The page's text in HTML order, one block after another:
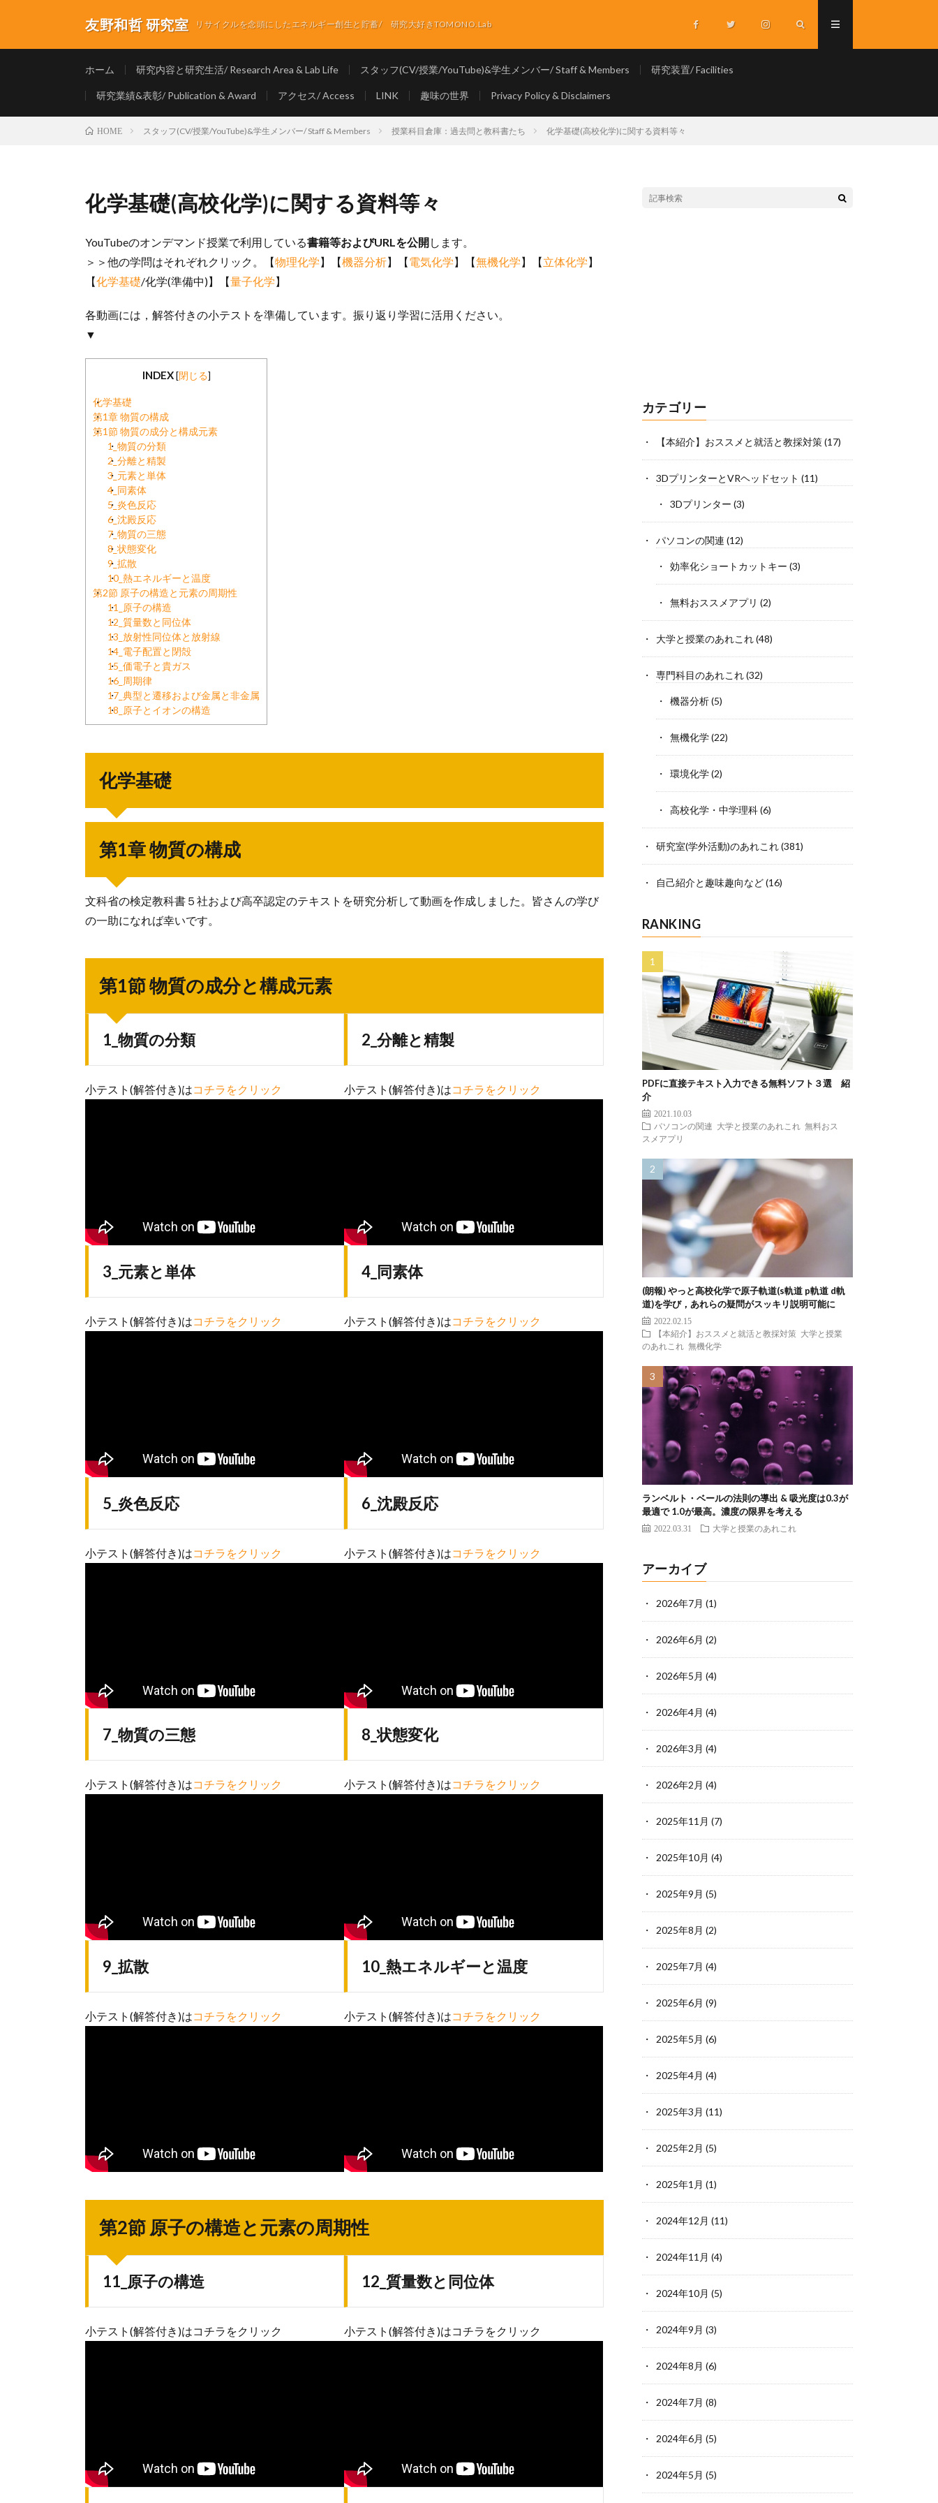
友野和哲 研究室 リサイクルを念頭にしたエネルギー創生と貯蓄/ 研究大好きTOMONO.Lab
ホーム 研究内容と研究生活/ Research Area & Lab Life スタッフ(CV/授業/YouTube)&学生メンバー/ Staff & Members 研究装置/ Facilities
研究業績&表彰/ Publication & Award アクセス/ Access LINK 趣味の世界 Privacy Policy & Disclaimers
HOME スタッフ(CV/授業/YouTube)&学生メンバー/ Staff & Members 授業科目倉庫：過去問と教科書たち 化学基礎(高校化学)に関する資料等々
化学基礎(高校化学)に関する資料等々
YouTubeのオンデマンド授業で利用している書籍等およびURLを公開します。
＞＞他の学問はそれぞれクリック。【物理化学】【機器分析】【電気化学】【無機化学】【立体化学】
【化学基礎/化学(準備中)】【量子化学】
各動画には，解答付きの小テストを準備しています。振り返り学習に活用ください。
▼
INDEX [閉じる]
化学基礎
第1章 物質の構成
第1節 物質の成分と構成元素
1_物質の分類
2_分離と精製
3_元素と単体
4_同素体
5_炎色反応
6_沈殿反応
7_物質の三態
8_状態変化
9_拡散
10_熱エネルギーと温度
第2節 原子の構造と元素の周期性
11_原子の構造
12_質量数と同位体
13_放射性同位体と放射線
14_電子配置と閉殻
15_価電子と貴ガス
16_周期律
17_典型と遷移および金属と非金属
18_原子とイオンの構造
化学基礎
第1章 物質の構成
文科省の検定教科書５社および高卒認定のテキストを研究分析して動画を作成しました。皆さんの学び
の一助になれば幸いです。
第1節 物質の成分と構成元素
1_物質の分類
小テスト(解答付き)はコチラをクリック
2_分離と精製
小テスト(解答付き)はコチラをクリック
3_元素と単体
小テスト(解答付き)はコチラをクリック
4_同素体
小テスト(解答付き)はコチラをクリック
5_炎色反応
小テスト(解答付き)はコチラをクリック
6_沈殿反応
小テスト(解答付き)はコチラをクリック
7_物質の三態
小テスト(解答付き)はコチラをクリック
8_状態変化
小テスト(解答付き)はコチラをクリック
9_拡散
小テスト(解答付き)はコチラをクリック
10_熱エネルギーと温度
小テスト(解答付き)はコチラをクリック
第2節 原子の構造と元素の周期性
11_原子の構造
小テスト(解答付き)はコチラをクリック
12_質量数と同位体
小テスト(解答付き)はコチラをクリック
カテゴリー
【本紹介】おススメと就活と教採対策(17)
3DプリンターとVRヘッドセット (11)
3Dプリンター (3)
パソコンの関連 (12)
効率化ショートカットキー (3)
無料おススメアプリ (2)
大学と授業のあれこれ(48)
専門科目のあれこれ(32)
機器分析(5)
無機化学(22)
環境化学(2)
高校化学・中学理科(6)
研究室(学外活動)のあれこれ(381)
自己紹介と趣味趣向など(16)
RANKING
PDFに直接テキスト入力できる無料ソフト３選 紹
介
2021.10.03
パソコンの関連
大学と授業のあれこれ
無料おス
スメアプリ
(朗報) やっと高校化学で原子軌道(s軌道 p軌道 d軌
道)を学び，あれらの疑問がスッキリ説明可能に
2022.02.15
【本紹介】おススメと就活と教採対策
大学と授業
のあれこれ
無機化学
ランベルト・ベールの法則の導出 & 吸光度は0.3が
最適で 1.0が最高。濃度の限界を考える
2022.03.31 大学と授業のあれこれ
アーカイブ
2026年7月 (1)
2026年6月 (2)
2026年5月 (4)
2026年4月 (4)
2026年3月 (4)
2026年2月 (4)
2025年11月 (7)
2025年10月 (4)
2025年9月 (5)
2025年8月 (2)
2025年7月 (4)
2025年6月 (9)
2025年5月 (6)
2025年4月 (4)
2025年3月 (11)
2025年2月 (5)
2025年1月 (1)
2024年12月 (11)
2024年11月 (4)
2024年10月 (5)
2024年9月 (3)
2024年8月 (6)
2024年7月 (8)
2024年6月 (5)
2024年5月 (5)